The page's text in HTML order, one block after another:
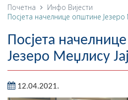
О ОПШТИНИ
Историја
Географија
Насељена мјеста
Занимљивости
Почетна Инфо Вијести
Посјета начелнице општине Језеро
Посјета
Језеро Меџлису
12.04.2021.